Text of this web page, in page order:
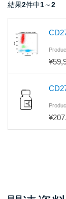
結果2件中1～2